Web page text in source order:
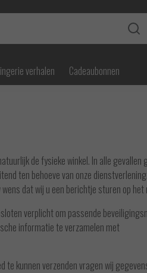
verhalen Cadeaubonnen
de fysieke winkel. In alle
ten behoeve van onze
dat wij u een berichtje sturen op
verplicht om passende
informatie te verzamelen met
kunnen verzenden vragen wij